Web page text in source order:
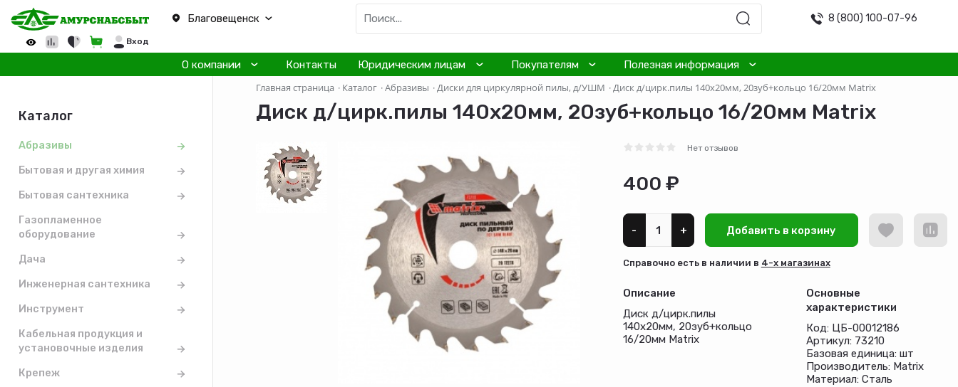
Благовещенск 8 (800) 100-07-96
Вход
О компании Контакты Юридическим лицам Покупателям Полезная информация
Каталог
Абразивы
Бытовая и другая химия
Бытовая сантехника
Газопламенное
оборудование
Дача
Инженерная сантехника
Инструмент
Кабельная продукция и
установочные изделия
Крепеж
Главная страница · Каталог ·Абразивы ·Диски для циркулярной пилы, д/УШМ ·Диск д/цирк.пилы 140х20мм, 20зуб+кольцо 16/20мм Matrix
Диск д/цирк.пилы 140х20мм, 20зуб+кольцо 16/20мм Matrix
Нет отзывов
400 ₽
- + Добавить в корзину
Cправочно есть в наличии в 4-х магазинах
Описание
Диск д/цирк.пилы
140х20мм, 20зуб+кольцо
16/20мм Matrix
Основные
характеристики
Код: ЦБ-00012186
Артикул: 73210
Базовая единица: шт
Производитель: Matrix
Материал: Сталь